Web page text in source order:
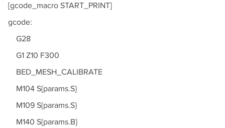
[gcode_macro START_PRINT]
gcode:
G28
G1 Z10 F300
BED_MESH_CALIBRATE
M104 S{params.S}
M109 S{params.S}
M140 S{params.B}